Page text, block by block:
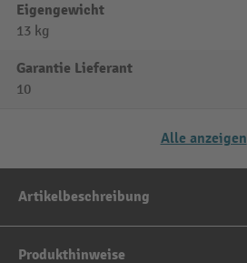
Eigengewicht
13 kg
Garantie Lieferant
10
Alle anzeigen
Artikelbeschreibung
Produkthinweise